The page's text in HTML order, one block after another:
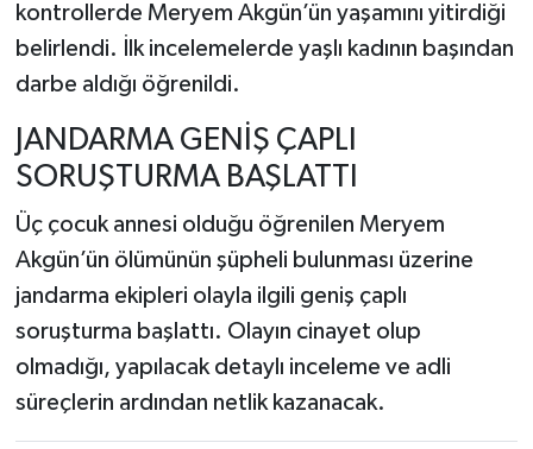
kontrollerde Meryem Akgün’ün yaşamını yitirdiği
belirlendi. İlk incelemelerde yaşlı kadının başından
darbe aldığı öğrenildi.
JANDARMA GENİŞ ÇAPLI
SORUŞTURMA BAŞLATTI
Üç çocuk annesi olduğu öğrenilen Meryem
Akgün’ün ölümünün şüpheli bulunması üzerine
jandarma ekipleri olayla ilgili geniş çaplı
soruşturma başlattı. Olayın cinayet olup
olmadığı, yapılacak detaylı inceleme ve adli
süreçlerin ardından netlik kazanacak.